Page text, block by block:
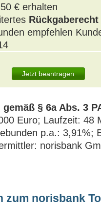
€ erhalten
Rückgaberecht
empfehlen
Jetzt beantragen
§ 6a Abs. 3
Euro; Laufzeit: 48
p.a.: 3,91%;
norisbank
zum norisbank